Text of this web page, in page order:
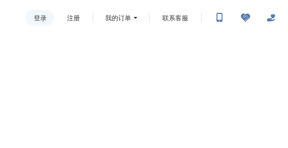
登录 注册 我的订单 联系客服